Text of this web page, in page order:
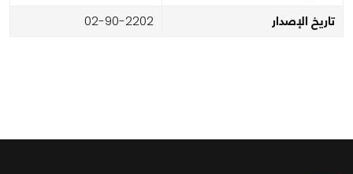
تاريخ الإصدار 2022-09-20